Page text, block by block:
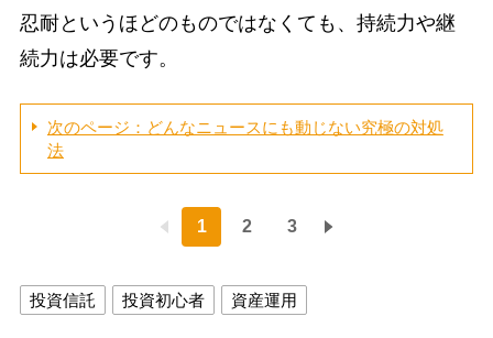
忍耐というほどのものではなくても、持続力や継
続力は必要です。
次のページ：どんなニュースにも動じない究極の対処
法
1 2 3
投資信託 投資初心者 資産運用